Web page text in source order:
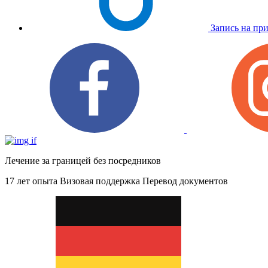
Запись на
Лечение за границей без посредников
17 лет опыта Визовая поддержка Перевод документов